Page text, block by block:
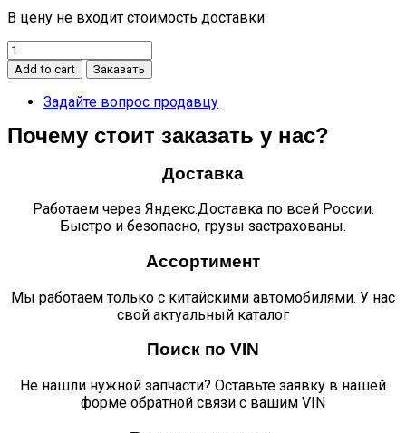
В цену не входит стоимость доставки
Глушитель
труба
приемная
quantity
Add to cart Заказать
Задайте вопрос продавцу
Почему стоит заказать у нас?
Доставка
Работаем через Яндекс.Доставка по всей России.
Быстро и безопасно, грузы застрахованы.
Ассортимент
Мы работаем только с китайскими автомобилями. У нас
свой актуальный каталог
Поиск по VIN
Не нашли нужной запчасти? Оставьте заявку в нашей
форме обратной связи с вашим VIN